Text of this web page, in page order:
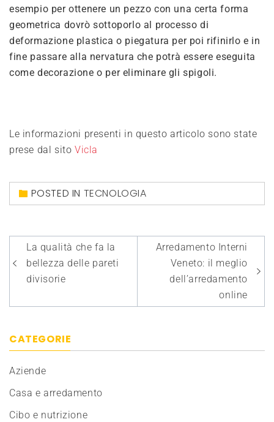
esempio per ottenere un pezzo con una certa forma
geometrica dovrò sottoporlo al processo di
deformazione plastica o piegatura per poi rifinirlo e in
fine passare alla nervatura che potrà essere eseguita
come decorazione o per eliminare gli spigoli.
Le informazioni presenti in questo articolo sono state
prese dal sito Vicla
POSTED IN TECNOLOGIA
Navigazione
articoli
La qualità che fa la
bellezza delle pareti
divisorie
Arredamento Interni
Veneto: il meglio
dell’arredamento
online
CATEGORIE
Aziende
Casa e arredamento
Cibo e nutrizione